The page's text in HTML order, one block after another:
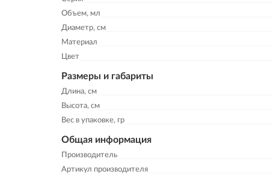
Объем, мл
Диаметр, см
Материал
Цвет
Размеры и габариты
Длина, см
Высота, см
Вес в упаковке, гр
Общая информация
Производитель
Артикул производителя